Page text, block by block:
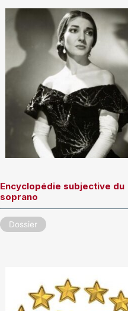
Encyclopédie subjective du
soprano
Dossier